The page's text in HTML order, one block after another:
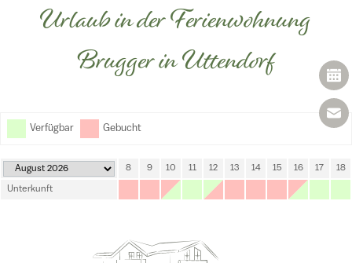
Urlaub in der Ferienwohnung
Brugger in Uttendorf
Verfügbar Gebucht
3 4 5 7 8 9 10 11 12 13 14 15 16 17 18
Unterkunft